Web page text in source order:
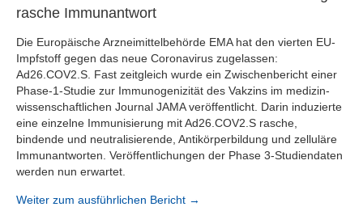
rasche Immunantwort
Die Europäische Arzneimittelbehörde EMA hat den vierten EU-
Impfstoff gegen das neue Coronavirus zugelassen:
Ad26.COV2.S. Fast zeitgleich wurde ein Zwischenbericht einer
Phase-1-Studie zur Immunogenizität des Vakzins im medizin-
wissenschaftlichen Journal JAMA veröffentlicht. Darin induzierte
eine einzelne Immunisierung mit Ad26.COV2.S rasche,
bindende und neutralisierende, Antikörperbildung und zelluläre
Immunantworten. Veröffentlichungen der Phase 3-Studiendaten
werden nun erwartet.
Weiter zum ausführlichen Bericht →